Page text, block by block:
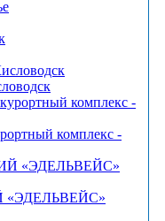
комплекс -